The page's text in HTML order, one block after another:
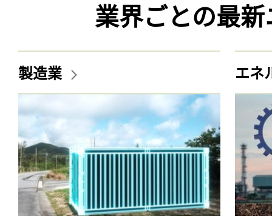
業界ごとの最
製造業 エネ